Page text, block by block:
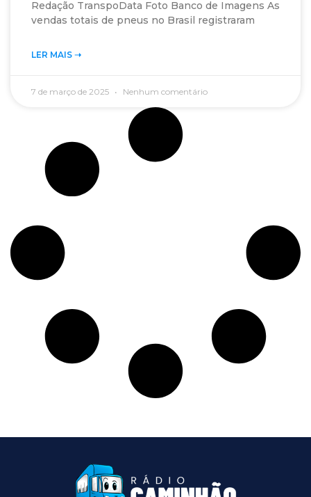
Redação TranspoData Foto Banco de Imagens As
vendas totais de pneus no Brasil registraram
LER MAIS ➝‬
7 de março de 2025 Nenhum comentário